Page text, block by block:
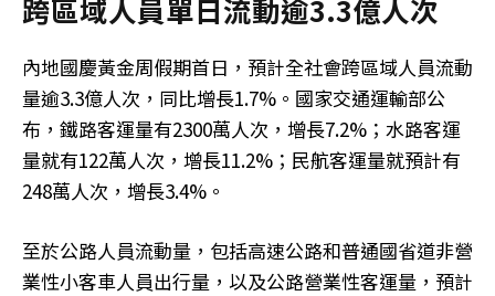
跨區域人員單日流動逾3.3億人次
內地國慶黃金周假期首日，預計全社會跨區域人員流動
量逾3.3億人次，同比增長1.7%。國家交通運輸部公
布，鐵路客運量有2300萬人次，增長7.2%；水路客運
量就有122萬人次，增長11.2%；民航客運量就預計有
248萬人次，增長3.4%。
至於公路人員流動量，包括高速公路和普通國省道非營
業性小客車人員出行量，以及公路營業性客運量，預計